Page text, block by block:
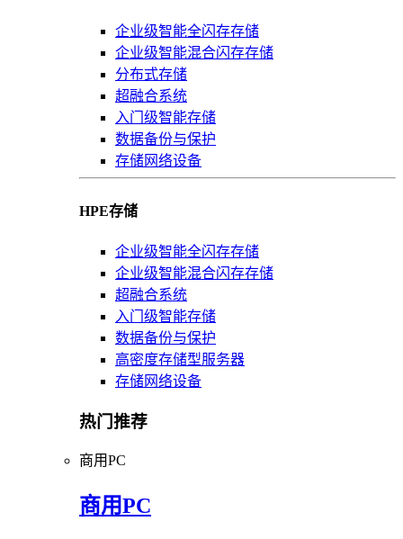
企业级智能全闪存存储
企业级智能混合闪存存储
分布式存储
超融合系统
入门级智能存储
数据备份与保护
存储网络设备
HPE存储
企业级智能全闪存存储
企业级智能混合闪存存储
超融合系统
入门级智能存储
数据备份与保护
高密度存储型服务器
存储网络设备
热门推荐
商用PC
商用PC